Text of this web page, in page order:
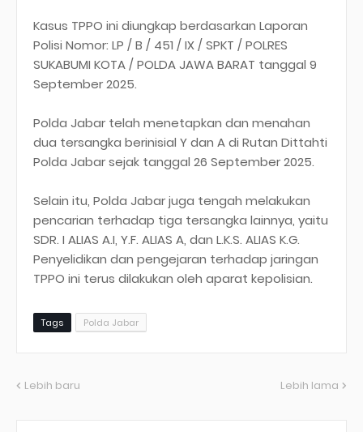
Kasus TPPO ini diungkap berdasarkan Laporan
Polisi Nomor: LP / B / 451 / IX / SPKT / POLRES
SUKABUMI KOTA / POLDA JAWA BARAT tanggal 9
September 2025.
Polda Jabar telah menetapkan dan menahan
dua tersangka berinisial Y dan A di Rutan Dittahti
Polda Jabar sejak tanggal 26 September 2025.
Selain itu, Polda Jabar juga tengah melakukan
pencarian terhadap tiga tersangka lainnya, yaitu
SDR. I ALIAS A.I, Y.F. ALIAS A, dan L.K.S. ALIAS K.G.
Penyelidikan dan pengejaran terhadap jaringan
TPPO ini terus dilakukan oleh aparat kepolisian.
Tags Polda Jabar
Lebih baru Lebih lama